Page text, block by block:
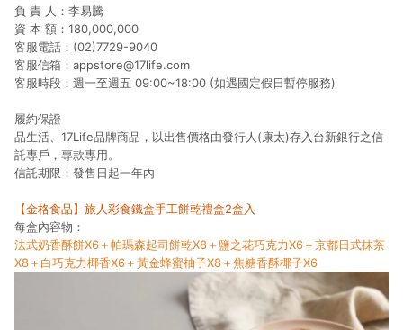
負 責 人：李易騰
資 本 額：180,000,000
客服電話：(02)7729-9040
客服信箱：appstore@17life.com
客服時段：週一至週五 09:00~18:00 (如遇國定假日暫停服務)
履約保證
品生活、17Life品牌商品，以出售價格由發行人(康太)存入台新銀行之信
託專戶，專款專用。
信託期限：發售日起一年內
【金格食品】旅人彩食鐵盒手工餅乾禮盒2盒入
每盒內容物：
法式奶香酥餅X6＋帕瑪森起司餅乾X8＋鹽之花巧克力X6＋京都日式抹茶
X8＋白巧克力椰香X6＋黃金蜂蜜柚子X8＋焦糖香酥椰子X6